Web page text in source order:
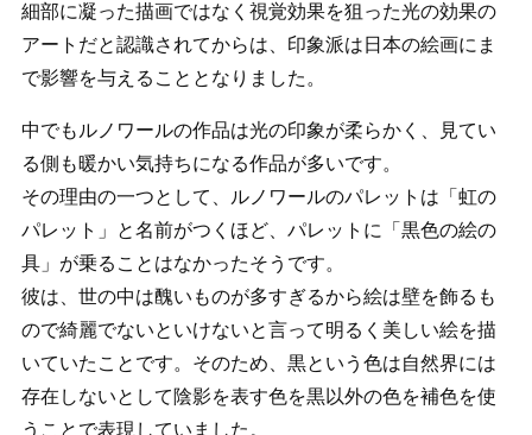
細部に凝った描画ではなく視覚効果を狙った光の効果の
アートだと認識されてからは、印象派は日本の絵画にま
で影響を与えることとなりました。
中でもルノワールの作品は光の印象が柔らかく、見てい
る側も暖かい気持ちになる作品が多いです。
その理由の一つとして、ルノワールのパレットは「虹の
パレット」と名前がつくほど、パレットに「黒色の絵の
具」が乗ることはなかったそうです。
彼は、世の中は醜いものが多すぎるから絵は壁を飾るも
ので綺麗でないといけないと言って明るく美しい絵を描
いていたことです。そのため、黒という色は自然界には
存在しないとして陰影を表す色を黒以外の色を補色を使
うことで表現していました。